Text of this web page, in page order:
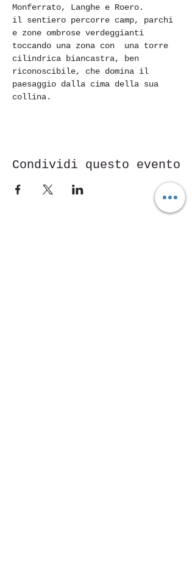
Monferrato, Langhe e Roero.
il sentiero percorre camp, parchi
e zone ombrose verdeggianti
toccando una zona con  una torre
cilindrica biancastra, ben
riconoscibile, che domina il
paesaggio dalla cima della sua
collina.
Condividi questo evento